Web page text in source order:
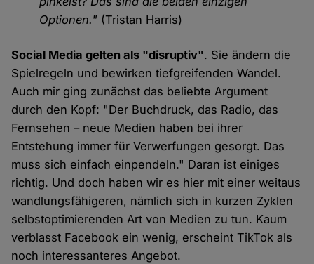
Optionen." (Tristan Harris)
Social Media gelten als "disruptiv". Sie ändern die
Spielregeln und bewirken tiefgreifenden Wandel.
Auch mir ging zunächst das beliebte Argument
durch den Kopf: "Der Buchdruck, das Radio, das
Fernsehen – neue Medien haben bei ihrer
Entstehung immer für Verwerfungen gesorgt. Das
muss sich einfach einpendeln." Daran ist einiges
richtig. Und doch haben wir es hier mit einer weitaus
wandlungsfähigeren, nämlich sich in kurzen Zyklen
selbstoptimierenden Art von Medien zu tun. Kaum
verblasst Facebook ein wenig, erscheint TikTok als
noch interessanteres Angebot.